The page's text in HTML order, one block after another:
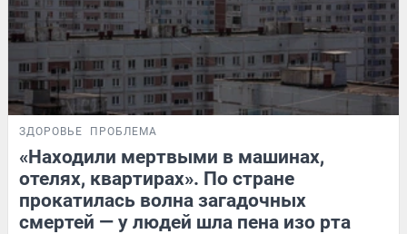
ЗДОРОВЬЕ ПРОБЛЕМА
«Находили мертвыми в машинах,
отелях, квартирах». По стране
прокатилась волна загадочных
смертей — у людей шла пена изо рта